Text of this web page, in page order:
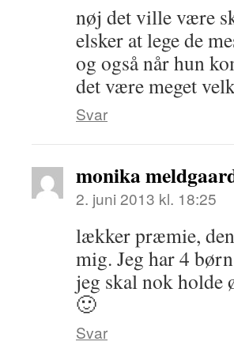
nøj det ville være
elsker at lege de
og også når hun
det være meget
Svar
monika
2. juni 2013 kl. 18:25
lækker præmie,
mig. Jeg har 4
jeg skal nok holde
🙂
Svar